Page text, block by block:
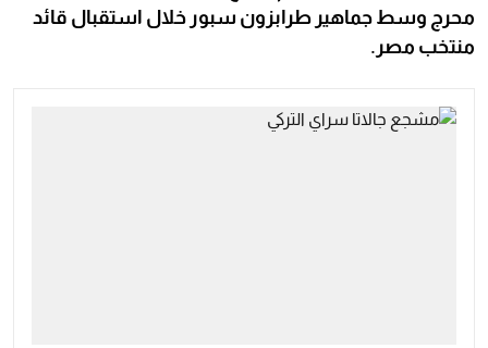
محرج وسط جماهير طرابزون سبور خلال استقبال قائد
منتخب مصر.